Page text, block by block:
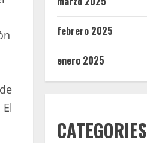
febrero 2025
enero 2025
CATEGORIES